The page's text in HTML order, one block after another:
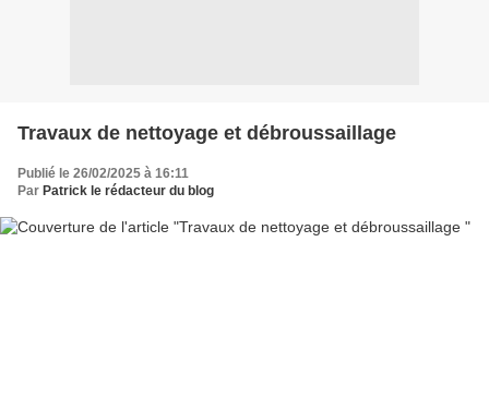
Travaux de nettoyage et débroussaillage
Publié le 26/02/2025 à 16:11
Par Patrick le rédacteur du blog